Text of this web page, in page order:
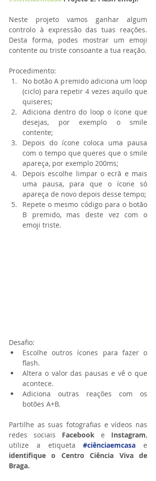
Neste projeto vamos ganhar algum
controlo à expressão das tuas reações.
Desta forma, podes mostrar um emoji
contente ou triste consoante a tua reação.
Procedimento:
No botão A premido adiciona um loop
(ciclo) para repetir 4 vezes aquilo que
quiseres;
Adiciona dentro do loop o ícone que
desejas, por exemplo o smile
contente;
Depois do ícone coloca uma pausa
com o tempo que queres que o smile
apareça, por exemplo 200ms;
Depois escolhe limpar o ecrã e mais
uma pausa, para que o ícone só
Repete o mesmo código para o botão
B premido, mas deste vez com o
emoji triste.
Desafio:
Escolhe outros ícones para fazer o
flash.
Altera o valor das pausas e vê o que
acontece.
Adiciona outras reações com os
botões A+B.
Partilhe as suas fotografias e vídeos nas
redes sociais Facebook e Instagram,
utilize a etiqueta #ciênciaemcasa
identifique o Centro Ciência Viva de
Braga.